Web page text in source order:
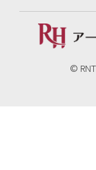
©